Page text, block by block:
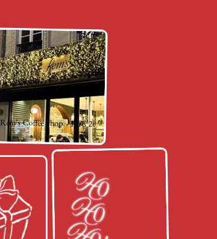
Rem's Coffee Shop - Paris 2e